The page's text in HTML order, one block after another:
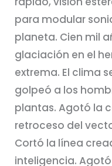
para modular
planeta. Cien mil
glaciación en el
extrema. El clima
golpeó a los
plantas. Agotó la
retroceso del
Cortó la línea
inteligencia.